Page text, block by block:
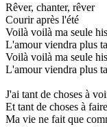
Rêver, chanter, rêver
Courir après l'été
Voilà voilà ma seule
L'amour viendra plus
Voilà voilà ma seule
L'amour viendra plus
J'ai tant de choses à
Et tant de choses à faire
Ma vie ne fait que